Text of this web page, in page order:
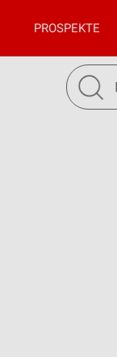
PROSPEKTE